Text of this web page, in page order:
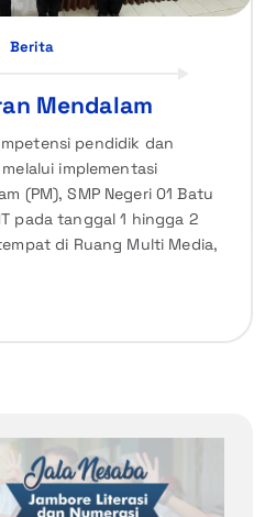
Berita
Mendalam
pendidik dan
implementasi
(PM), SMP Negeri 01 Batu
pada tanggal 1 hingga 2
di Ruang Multi Media,